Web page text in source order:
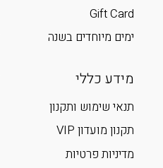
Gift Card
ימים מיוחדים בשנה
מידע כללי
תנאי שימוש ותקנון
תקנון מועדון VIP
מדיניות פרטיות